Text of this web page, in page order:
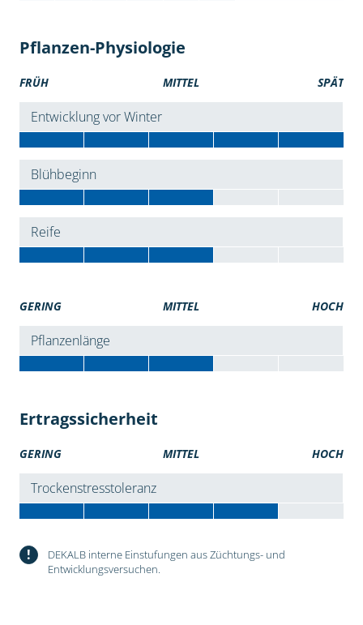
Pflanzen-Physiologie
FRÜH MITTEL SPÄT
Entwicklung vor Winter
Blühbeginn
Reife
GERING MITTEL HOCH
Pflanzenlänge
Ertragssicherheit
GERING MITTEL HOCH
Trockenstresstoleranz
!
DEKALB interne Einstufungen aus Züchtungs- und
Entwicklungsversuchen.